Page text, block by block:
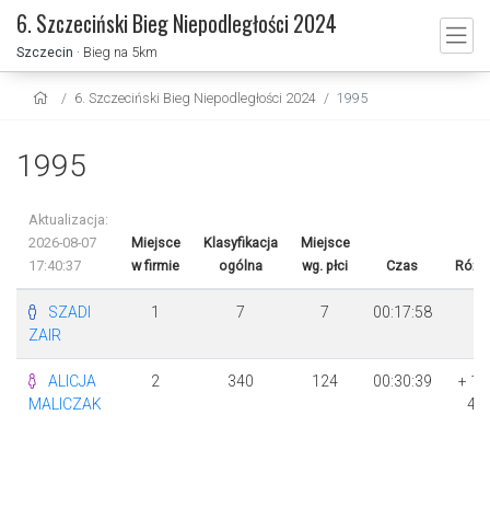
6. Szczeciński Bieg Niepodległości 2024
Szczecin · Bieg na 5km
6. Szczeciński Bieg Niepodległości 2024 1995
1995
Aktualizacja:
2026-08-07
17:40:37
Miejsce
w firmie
Klasyfikacja
ogólna
Miejsce
wg. płci
Czas
SZADI
ZAIR
1 7 7 00:17:58
ALICJA
MALICZAK
2 340 124 00:30:39
+